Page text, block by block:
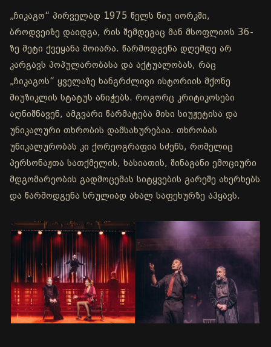
„ჩიკაგო“ პირველად 1975 წელს ნიუ იორკში,
ბროდვეიზე დაიდგა, რის შემდეგაც მან მსოფლიოს 36-
ზე მეტი ქვეყანა მოიარა. წარმოდგენა დღემდე არ
კარგავს პოპულარობასა და აქტუალობას, რაც
„ჩიკაგოს“ ყველაზე ხანგრძლივი ისტორიის მქონე
მიუზიკლის სტატუს ანიჭებს. როგორც კრიტიკოსები
აღნიშნავენ, ამგვარი წარმატება მისი სიუჟეტისა და
უნიკალური თხრობის დამსახურებაა. თხრობას
უნიკალურობას კი ქორეოგრაფია სძენს, რომელიც
პერსონაჟთა სათქმელის, ხასიათის, შინაგანი ემოციური
მდგომარეობის გადმოცემას სიტყვების გარეშე ახერხებს
და წარმოდგენა სრულიად ახალ საფეხურზე აჰყავს.